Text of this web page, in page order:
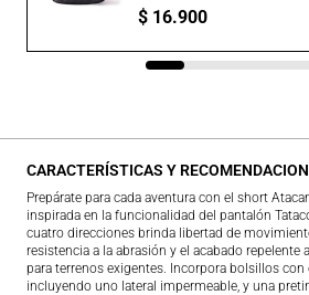
$ 16.900
CARACTERÍSTICAS Y
Prepárate para cada aventura con el short
inspirada en la funcionalidad del pantalón
cuatro direcciones brinda libertad de
resistencia a la abrasión y el acabado repelente
para terrenos exigentes. Incorpora bolsillos con
incluyendo uno lateral impermeable, y una